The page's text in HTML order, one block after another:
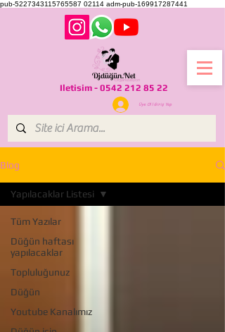
pub-5227343115765587 02114 adm-pub-169917287441
Üye Ol l Giriş Yap
Iletisim - 0542 212 85 22
Blog
Tüm Yazılar
Düğün haftası
yapılacaklar
Topluluğunuz
Düğün
Youtube Kanalımız
Yapılacaklar Listesi